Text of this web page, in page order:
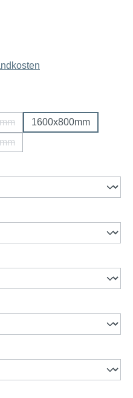
nicht verfügbar.)
Option ist zurzeit nicht
1600x800mm
verfügbar.)
Option ist zurzeit nicht